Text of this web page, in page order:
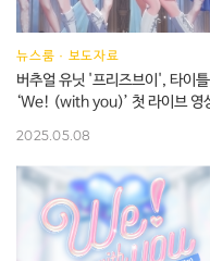
뉴스룸 · 보도자료
2025.05.08
버추얼 유닛 '프리즈브이', 타이
‘We! (with you)’ 첫 라이브 영